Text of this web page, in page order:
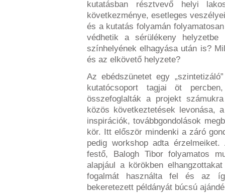
kutatásban résztvevő helyi
következménye, esetleges
és a kutatás folyamán
védhetik a sérülékeny
színhelyének elhagyása után is?
és az elkövető helyzete?
Az ebédszünetet egy
kutatócsoport tagjai öt
összefoglalták a projekt
közös következtetések levonása,
inspirációk, továbbgondolások
kör. Itt először mindenki a záró
pedig workshop adta
festő, Balogh Tibor folyamatos
alapjául a körökben
fogalmát használta fel és az
bekeretezett példányát búcsú